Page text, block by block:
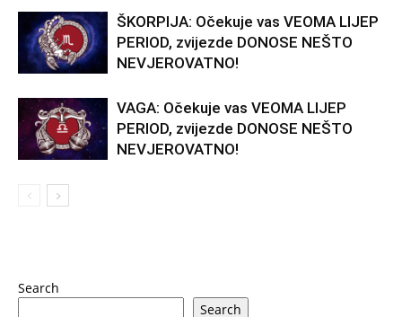
ŠKORPIJA: Očekuje vas VEOMA LIJEP
PERIOD, zvijezde DONOSE NEŠTO
NEVJEROVATNO!
VAGA: Očekuje vas VEOMA LIJEP
PERIOD, zvijezde DONOSE NEŠTO
NEVJEROVATNO!
Search
Search